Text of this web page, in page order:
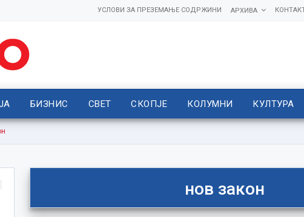
АРХИВА
УСЛОВИ ЗА ПРЕЗЕМАЊЕ СОДРЖИНИ
БИЗНИС СВЕТ СКОПЈЕ КОЛУМНИ КУЛТУРА
нов закон